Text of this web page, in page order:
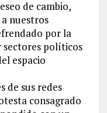
de cambio,
nuestros
por la
sectores políticos
espacio
de sus redes
consagrado